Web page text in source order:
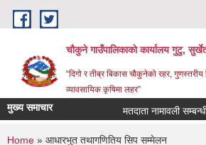
Skip to main content
चौकुने गाउँपालिकाकाे कार्यालय गुटु,
“दिगो र तीब्र बिकास चौकुनेको रहर, गुणस्तरीय
व्यावसायिक कृषिमा लहर”
मुख्य समाचार मतदाता नामावली सम्बन्धी
Home » आधारभुत तथागणितिय सिप सम्मेलन